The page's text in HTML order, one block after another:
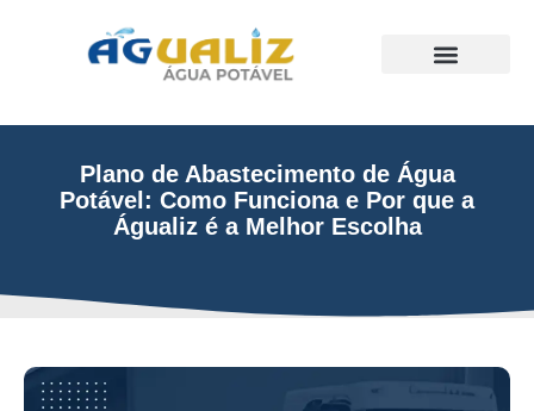
Plano de Abastecimento de Água
Potável: Como Funciona e Por que a
Águaliz é a Melhor Escolha